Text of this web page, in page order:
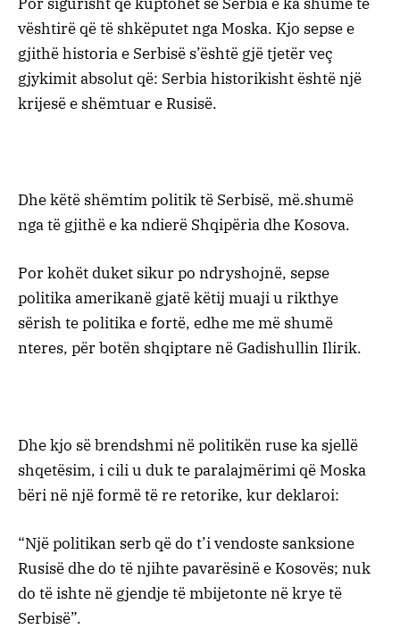
vështirë që të shkëputet nga Moska. Kjo sepse e
gjithë historia e Serbisë s’është gjë tjetër veç
gjykimit absolut që: Serbia historikisht është një
krijesë e shëmtuar e Rusisë.
Dhe këtë shëmtim politik të Serbisë, më.shumë
nga të gjithë e ka ndierë Shqipëria dhe Kosova.
Por kohët duket sikur po ndryshojnë, sepse
politika amerikanë gjatë këtij muaji u rikthye
sërish te politika e fortë, edhe me më shumë
nteres, për botën shqiptare në Gadishullin Ilirik.
Dhe kjo së brendshmi në politikën ruse ka sjellë
shqetësim, i cili u duk te paralajmërimi që Moska
bëri në një formë të re retorike, kur deklaroi:
“Një politikan serb që do t’i vendoste sanksione
Rusisë dhe do të njihte pavarësinë e Kosovës; nuk
do të ishte në gjendje të mbijetonte në krye të
Serbisë”.